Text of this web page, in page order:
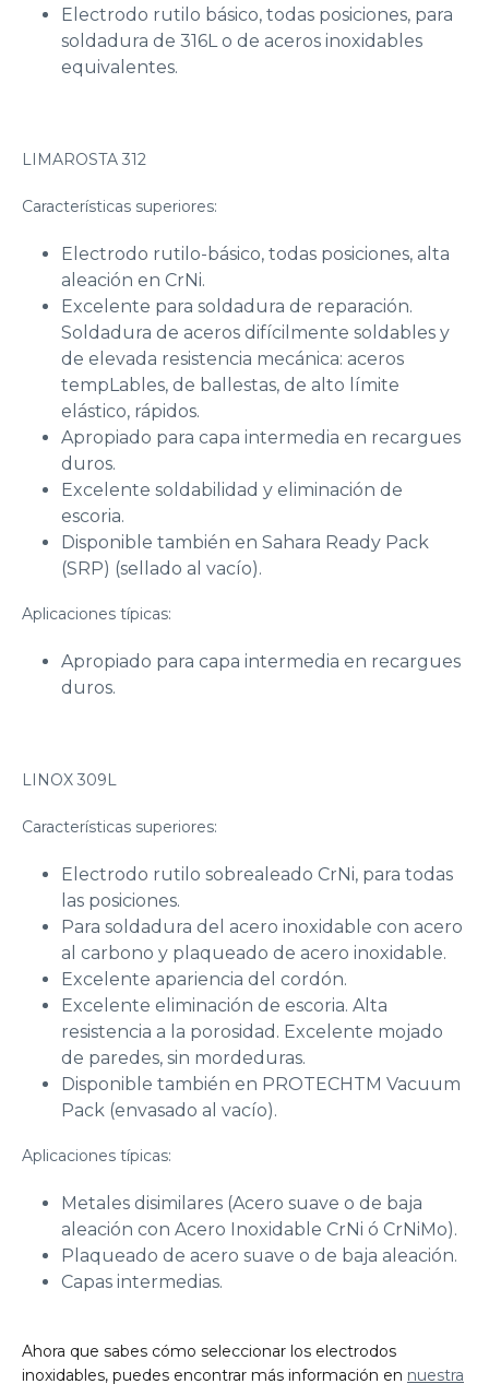
Electrodo rutilo básico, todas posiciones, para
soldadura de 316L o de aceros inoxidables
equivalentes.
LIMAROSTA 312
Características superiores:
Electrodo rutilo-básico, todas posiciones, alta
aleación en CrNi.
Excelente para soldadura de reparación.
Soldadura de aceros difícilmente soldables y
de elevada resistencia mecánica: aceros
tempLables, de ballestas, de alto límite
elástico, rápidos.
Apropiado para capa intermedia en recargues
duros.
Excelente soldabilidad y eliminación de
escoria.
Disponible también en Sahara Ready Pack
(SRP) (sellado al vacío).
Aplicaciones típicas:
Apropiado para capa intermedia en recargues
duros.
LINOX 309L
Características superiores:
Electrodo rutilo sobrealeado CrNi, para todas
las posiciones.
Para soldadura del acero inoxidable con acero
al carbono y plaqueado de acero inoxidable.
Excelente apariencia del cordón.
Excelente eliminación de escoria. Alta
resistencia a la porosidad. Excelente mojado
de paredes, sin mordeduras.
Disponible también en PROTECHTM Vacuum
Pack (envasado al vacío).
Aplicaciones típicas:
Metales disimilares (Acero suave o de baja
aleación con Acero Inoxidable CrNi ó CrNiMo).
Plaqueado de acero suave o de baja aleación.
Capas intermedias.
Ahora que sabes cómo seleccionar los electrodos
inoxidables, puedes encontrar más información en nuestra